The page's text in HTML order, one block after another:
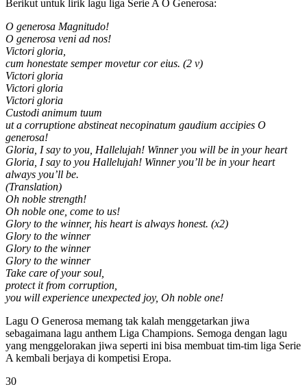
Berikut untuk lirik lagu liga Serie A O Generosa:
O generosa Magnitudo!
O generosa veni ad nos!
Victori gloria,
cum honestate semper movetur cor eius. (2 v)
Victori gloria
Victori gloria
Victori gloria
Custodi animum tuum
ut a corruptione abstineat necopinatum gaudium accipies O
generosa!
Gloria, I say to you, Hallelujah! Winner you will be in your heart
Gloria, I say to you Hallelujah! Winner you’ll be in your heart
always you’ll be.
(Translation)
Oh noble strength!
Oh noble one, come to us!
Glory to the winner, his heart is always honest. (x2)
Glory to the winner
Glory to the winner
Glory to the winner
Take care of your soul,
protect it from corruption,
you will experience unexpected joy, Oh noble one!
Lagu O Generosa memang tak kalah menggetarkan jiwa
sebagaimana lagu anthem Liga Champions. Semoga dengan lagu
yang menggelorakan jiwa seperti ini bisa membuat tim-tim liga Serie
A kembali berjaya di kompetisi Eropa.
30